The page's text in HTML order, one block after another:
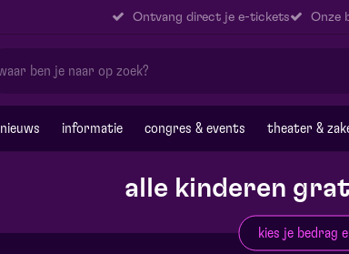
Ontvang direct je e-tickets Onze
nieuws informatie congres & events theater &
alle kinderen
kies je bedrag